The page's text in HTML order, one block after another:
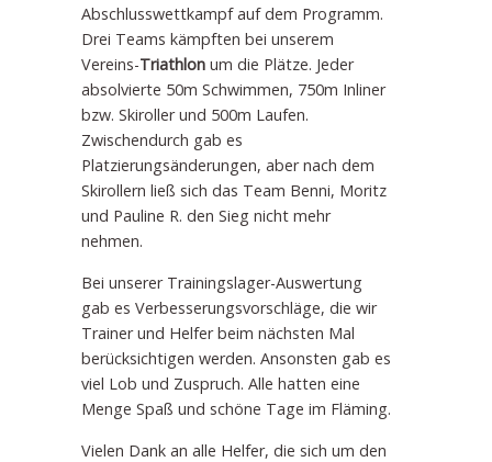
Abschlusswettkampf auf dem Programm.
Drei Teams kämpften bei unserem
Vereins-Triathlon um die Plätze. Jeder
absolvierte 50m Schwimmen, 750m Inliner
bzw. Skiroller und 500m Laufen.
Zwischendurch gab es
Platzierungsänderungen, aber nach dem
Skirollern ließ sich das Team Benni, Moritz
und Pauline R. den Sieg nicht mehr
nehmen.
Bei unserer Trainingslager-Auswertung
gab es Verbesserungsvorschläge, die wir
Trainer und Helfer beim nächsten Mal
berücksichtigen werden. Ansonsten gab es
viel Lob und Zuspruch. Alle hatten eine
Menge Spaß und schöne Tage im Fläming.
Vielen Dank an alle Helfer, die sich um den